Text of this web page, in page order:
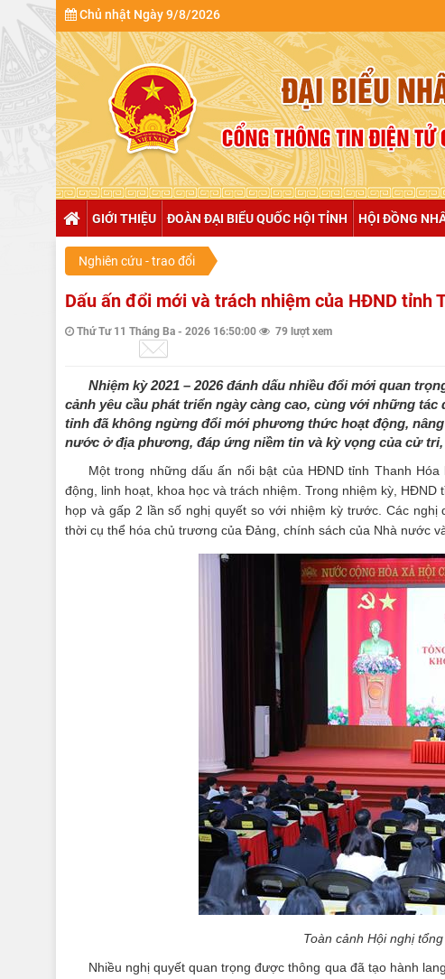
Chủ nhật Ngày 9/8/2026
GIỚI THIỆU ĐOÀN ĐẠI BIỂU QUỐC HỘI TỈNH HỘI ĐỒNG
Nghiên cứu - trao đổi
Dấu ấn đổi mới và trách nhiệm của HĐND tỉnh
Thứ Tư 11 Tháng Ba - 2026 16:50:00 79 lượt xem
Nhiệm kỳ 2021 – 2026 đánh dấu nhiều đổi mới quan
cảnh yêu cầu phát triển ngày càng cao, cùng với những
tỉnh đã không ngừng đổi mới phương thức hoạt động,
nước ở địa phương, đáp ứng niềm tin và kỳ vọng của cử
Một trong những dấu ấn nổi bật của HĐND tỉnh Thanh
động, linh hoạt, khoa học và trách nhiệm. Trong nhiệm kỳ,
họp và gấp 2 lần số nghị quyết so với nhiệm kỳ trước. Các
thời cụ thể hóa chủ trương của Đảng, chính sách của Nhà nước
Toàn cảnh Hội nghị tổng
Nhiều nghị quyết quan trọng được thông qua đã tạo hành